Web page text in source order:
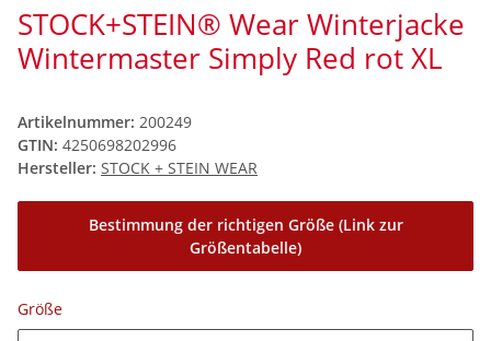
STOCK+STEIN® Wear Winterjacke
Wintermaster Simply Red rot XL
Artikelnummer: 200249
GTIN: 4250698202996
Hersteller: STOCK + STEIN WEAR
Bestimmung der richtigen Größe (Link zur
Größentabelle)
Größe